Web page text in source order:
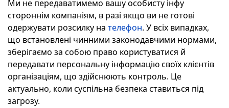
Ми не передаватимемо вашу особисту інфу
стороннім компаніям, в разі якщо ви не готові
одержувати розсилку на телефон. У всіх випадках,
що встановлені чинними законодавчими нормами,
зберігаємо за собою право користуватися й
передавати персональну інформацію своїх клієнтів
організаціям, що здійснюють контроль. Це
актуально, коли суспільна безпека ставиться під
загрозу.